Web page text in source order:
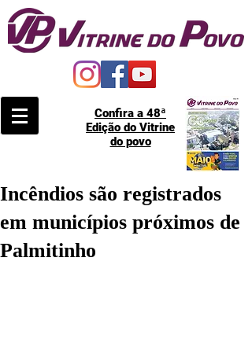
Confira a 48ª
Edição do Vitrine
do povo
Incêndios são registrados
em municípios próximos de
Palmitinho